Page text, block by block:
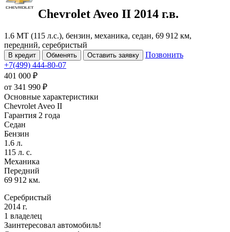
Chevrolet Aveo II 2014 г.в.
1.6 MT (115 л.с.), бензин, механика, седан, 69 912 км,
передний, серебристый
В кредит Обменять Оставить заявку
Позвонить
+7(499) 444-80-07
401 000 ₽
от 341 990 ₽
Основные характеристики
Chevrolet Aveo II
Гарантия 2 года
Седан
Бензин
1.6 л.
115 л. с.
Механика
Передний
69 912 км.
Серебристый
2014 г.
1 владелец
Заинтересовал автомобиль!